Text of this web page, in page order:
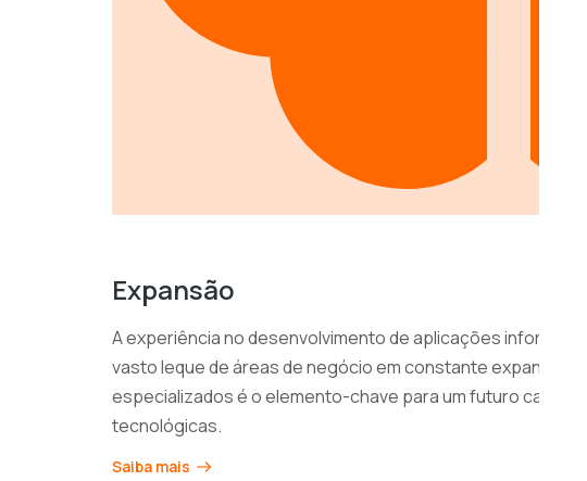
Expansão
A experiência no desenvolvimento de aplicações
vasto leque de áreas de negócio em constante expansão.
especializados é o elemento-chave para um futuro cada
tecnológicas.
Saiba mais